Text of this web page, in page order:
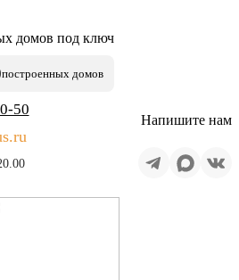
домов под ключ
построенных домов
50
Напишите нам